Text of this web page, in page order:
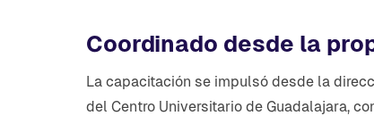
Coordinado desde la
La capacitación se impulsó desde la
del Centro Universitario de Guadalajara,